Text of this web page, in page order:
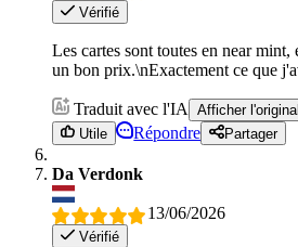
Vérifié
Les cartes sont toutes en near
un bon prix.\nExactement ce que
Traduit avec l'IA
Afficher l'original
Utile
Répondre Partager
Da Verdonk
13/06/2026
Vérifié